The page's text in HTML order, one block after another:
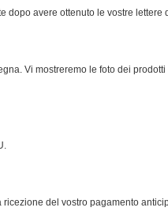
dopo avere ottenuto le vostre lettere
Vi mostreremo le foto dei
del vostro pagamento